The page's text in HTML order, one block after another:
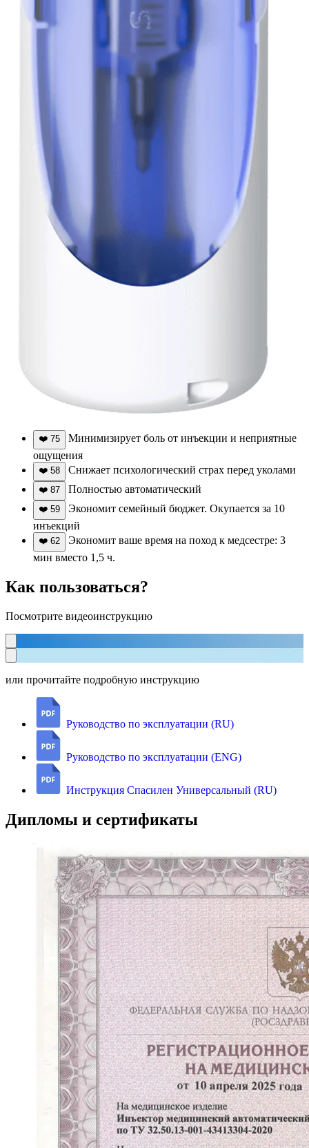
❤️ 75
Минимизирует боль от инъекции и неприятные
ощущения
❤️ 58 Снижает психологический страх перед уколами
❤️ 87 Полностью автоматический
❤️ 59
Экономит семейный бюджет. Окупается за 10
инъекций
❤️ 62
Экономит ваше время на поход к медсестре: 3
мин вместо 1,5 ч.
Как пользоваться?
Посмотрите видеоинструкцию
или прочитайте подробную инструкцию
Руководство по эксплуатации (RU)
Руководство по эксплуатации (ENG)
Инструкция Спасилен Универсальный (RU)
Дипломы и сертификаты